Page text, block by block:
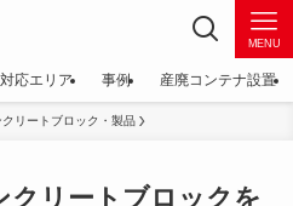
MENU
対応エリア 事例 産廃コンテナ設置
クリートブロック・製品
クリートブロックを